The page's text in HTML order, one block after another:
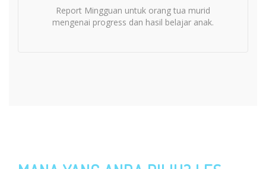
Report Mingguan untuk orang tua murid
mengenai progress dan hasil belajar anak.